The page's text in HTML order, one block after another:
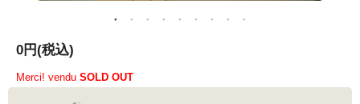
0円(税込)
Merci! vendu SOLD OUT